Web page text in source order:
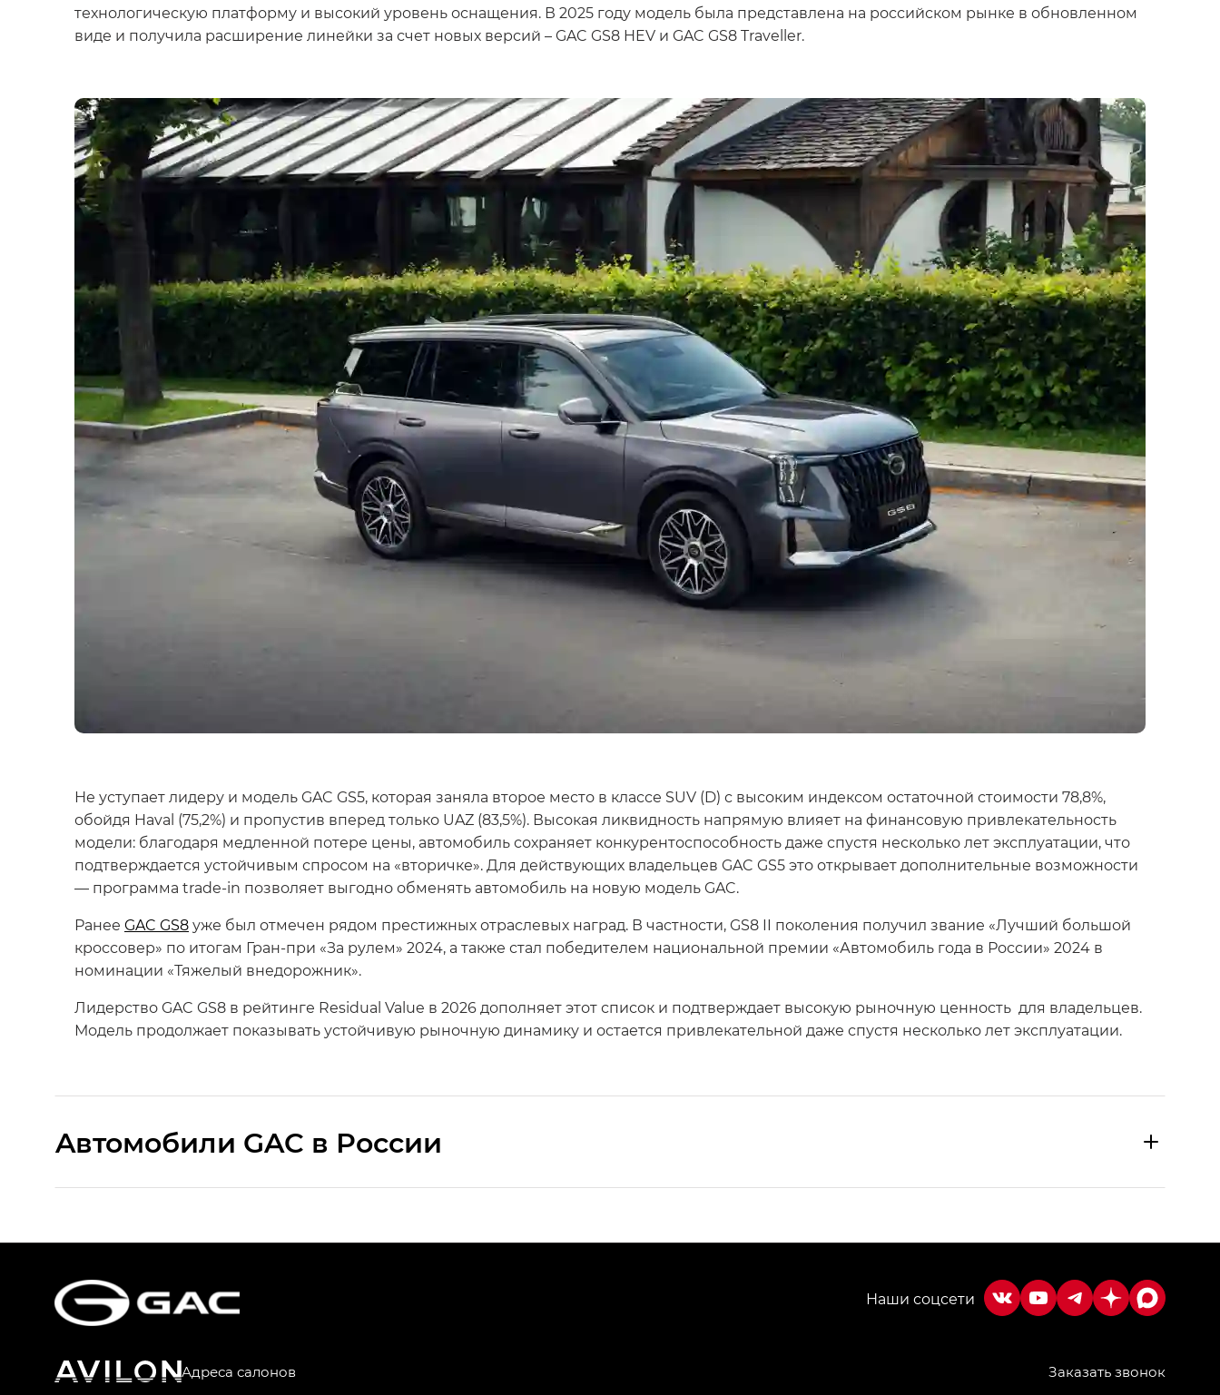
технологическую платформу и высокий уровень оснащения. В 2025 году модель была представлена на российском рынке в обновленном
виде и получила расширение линейки за счет новых версий – GAC GS8 HEV и GAC GS8 Traveller.
Не уступает лидеру и модель GAC GS5, которая заняла второе место в классе SUV (D) с высоким индексом остаточной стоимости 78,8%,
обойдя Haval (75,2%) и пропустив вперед только UAZ (83,5%). Высокая ликвидность напрямую влияет на финансовую привлекательность
модели: благодаря медленной потере цены, автомобиль сохраняет конкурентоспособность даже спустя несколько лет эксплуатации, что
подтверждается устойчивым спросом на «вторичке». Для действующих владельцев GAC GS5 это открывает дополнительные возможности
— программа trade-in позволяет выгодно обменять автомобиль на новую модель GAC.
Ранее GAC GS8уже был отмечен рядом престижных отраслевых наград. В частности, GS8 II поколения получил звание «Лучший большой
кроссовер» по итогам Гран-при «За рулем» 2024, а также стал победителем национальной премии «Автомобиль года в России» 2024 в
номинации «Тяжелый внедорожник».
Лидерство GAC GS8 в рейтинге Residual Value в 2026 дополняет этот список и подтверждает высокую рыночную ценность для владельцев.
Модель продолжает показывать устойчивую рыночную динамику и остается привлекательной даже спустя несколько лет эксплуатации.
Aвтомобили GAC в России
HYPTEC HT — Хайптек Эйч Ти (HYPTEC HT) в комплектации Экс ПРЕМИУМ — EX PREMIUM
Адреса салонов Заказать звонок